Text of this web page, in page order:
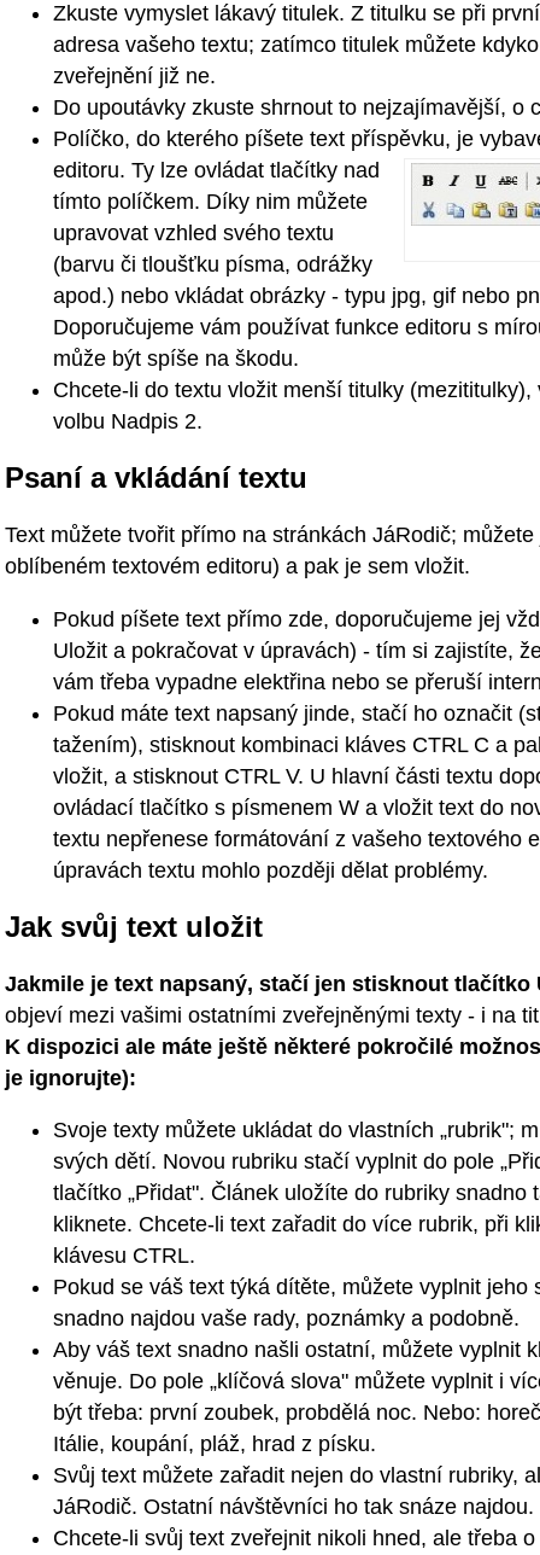
Zkuste vymyslet lákavý titulek. Z titulku se při
adresa vašeho textu; zatímco titulek můžete
zveřejnění již ne.
Do upoutávky zkuste shrnout to nejzajímavější, o
Políčko, do kterého píšete text příspěvku, je
editoru. Ty lze ovládat tlačítky nad
tímto políčkem. Díky nim můžete
upravovat vzhled svého textu
(barvu či tloušťku písma, odrážky
apod.) nebo vkládat obrázky - typu jpg, gif nebo
Doporučujeme vám používat funkce editoru s
může být spíše na škodu.
Chcete-li do textu vložit menší titulky
volbu Nadpis 2.
Psaní a vkládání textu
Text můžete tvořit přímo na stránkách JáRodič;
oblíbeném textovém editoru) a pak je sem vložit.
Pokud píšete text přímo zde, doporučujeme jej
Uložit a pokračovat v úpravách) - tím si zajistíte,
vám třeba vypadne elektřina nebo se přeruší
Pokud máte text napsaný jinde, stačí ho označit
tažením), stisknout kombinaci kláves CTRL C a
vložit, a stisknout CTRL V. U hlavní části textu
ovládací tlačítko s písmenem W a vložit text do
textu nepřenese formátování z vašeho textového
úpravách textu mohlo později dělat problémy.
Jak svůj text uložit
Jakmile je text napsaný, stačí jen stisknout tlačítko
objeví mezi vašimi ostatními zveřejněnými texty - i na
K dispozici ale máte ještě některé pokročilé
je ignorujte):
Svoje texty můžete ukládat do vlastních „rubrik";
svých dětí. Novou rubriku stačí vyplnit do pole
tlačítko „Přidat". Článek uložíte do rubriky snadno
kliknete. Chcete-li text zařadit do více rubrik, při
klávesu CTRL.
Pokud se váš text týká dítěte, můžete vyplnit
snadno najdou vaše rady, poznámky a podobně.
Aby váš text snadno našli ostatní, můžete vyplnit
věnuje. Do pole „klíčová slova" můžete vyplnit i
být třeba: první zoubek, probdělá noc. Nebo:
Itálie, koupání, pláž, hrad z písku.
Svůj text můžete zařadit nejen do vlastní rubriky,
JáRodič. Ostatní návštěvníci ho tak snáze najdou.
Chcete-li svůj text zveřejnit nikoli hned, ale třeba